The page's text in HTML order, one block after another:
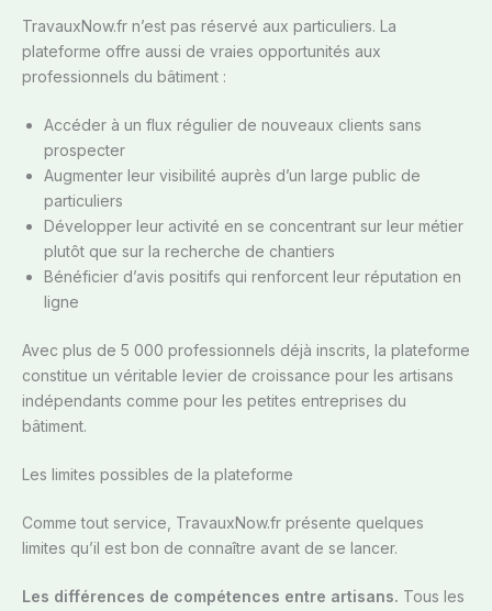
TravauxNow.fr n’est pas réservé aux particuliers. La
plateforme offre aussi de vraies opportunités aux
professionnels du bâtiment :
Accéder à un flux régulier de nouveaux clients sans
prospecter
Augmenter leur visibilité auprès d’un large public de
particuliers
Développer leur activité en se concentrant sur leur métier
plutôt que sur la recherche de chantiers
Bénéficier d’avis positifs qui renforcent leur réputation en
ligne
Avec plus de 5 000 professionnels déjà inscrits, la plateforme
constitue un véritable levier de croissance pour les artisans
indépendants comme pour les petites entreprises du
bâtiment.
Les limites possibles de la plateforme
Comme tout service, TravauxNow.fr présente quelques
limites qu’il est bon de connaître avant de se lancer.
Les différences de compétences entre artisans. Tous les